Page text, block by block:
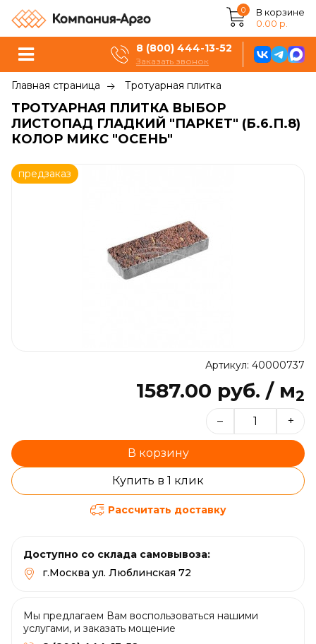
0
В корзине
0.00 р.
8 (800) 444-13-52
Заказать звонок
Главная страница Тротуарная плитка
ТРОТУАРНАЯ ПЛИТКА ВЫБОР
ЛИСТОПАД ГЛАДКИЙ "ПАРКЕТ" (Б.6.П.8)
КОЛОР МИКС "ОСЕНЬ"
предзаказ
Артикул: 40000737
1587.00 руб. / м2
– +
В корзину
Купить в 1 клик
Рассчитать доставку
Доступно со склада самовывоза:
г.Москва ул. Люблинская 72
Мы предлагаем Вам воспользоваться нашими
услугами, и заказать мощение